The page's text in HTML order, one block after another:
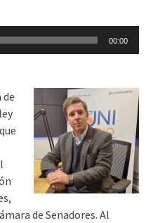
00:00
de
de Senadores. Al